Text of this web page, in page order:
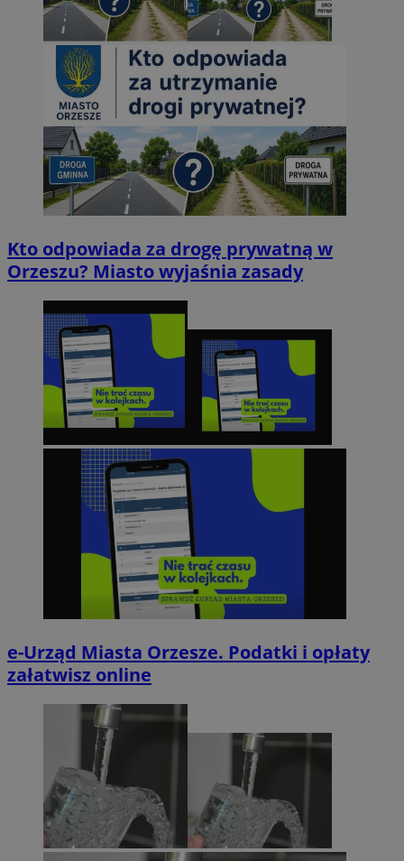
Kto odpowiada za drogę prywatną w
Orzeszu? Miasto wyjaśnia zasady
e-Urząd Miasta Orzesze. Podatki i opłaty
załatwisz online